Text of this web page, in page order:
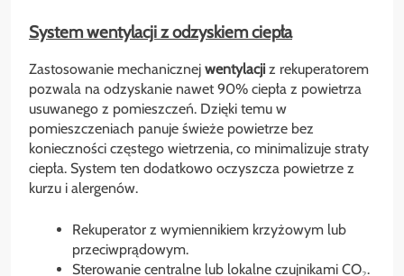
System wentylacji z odzyskiem ciepła
Zastosowanie mechanicznej wentylacji z rekuperatorem
pozwala na odzyskanie nawet 90% ciepła z powietrza
usuwanego z pomieszczeń. Dzięki temu w
pomieszczeniach panuje świeże powietrze bez
konieczności częstego wietrzenia, co minimalizuje straty
ciepła. System ten dodatkowo oczyszcza powietrze z
kurzu i alergenów.
Rekuperator z wymiennikiem krzyżowym lub
przeciwprądowym.
Sterowanie centralne lub lokalne czujnikami CO₂.